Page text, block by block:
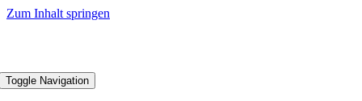
Zum Inhalt springen
Toggle Navigation